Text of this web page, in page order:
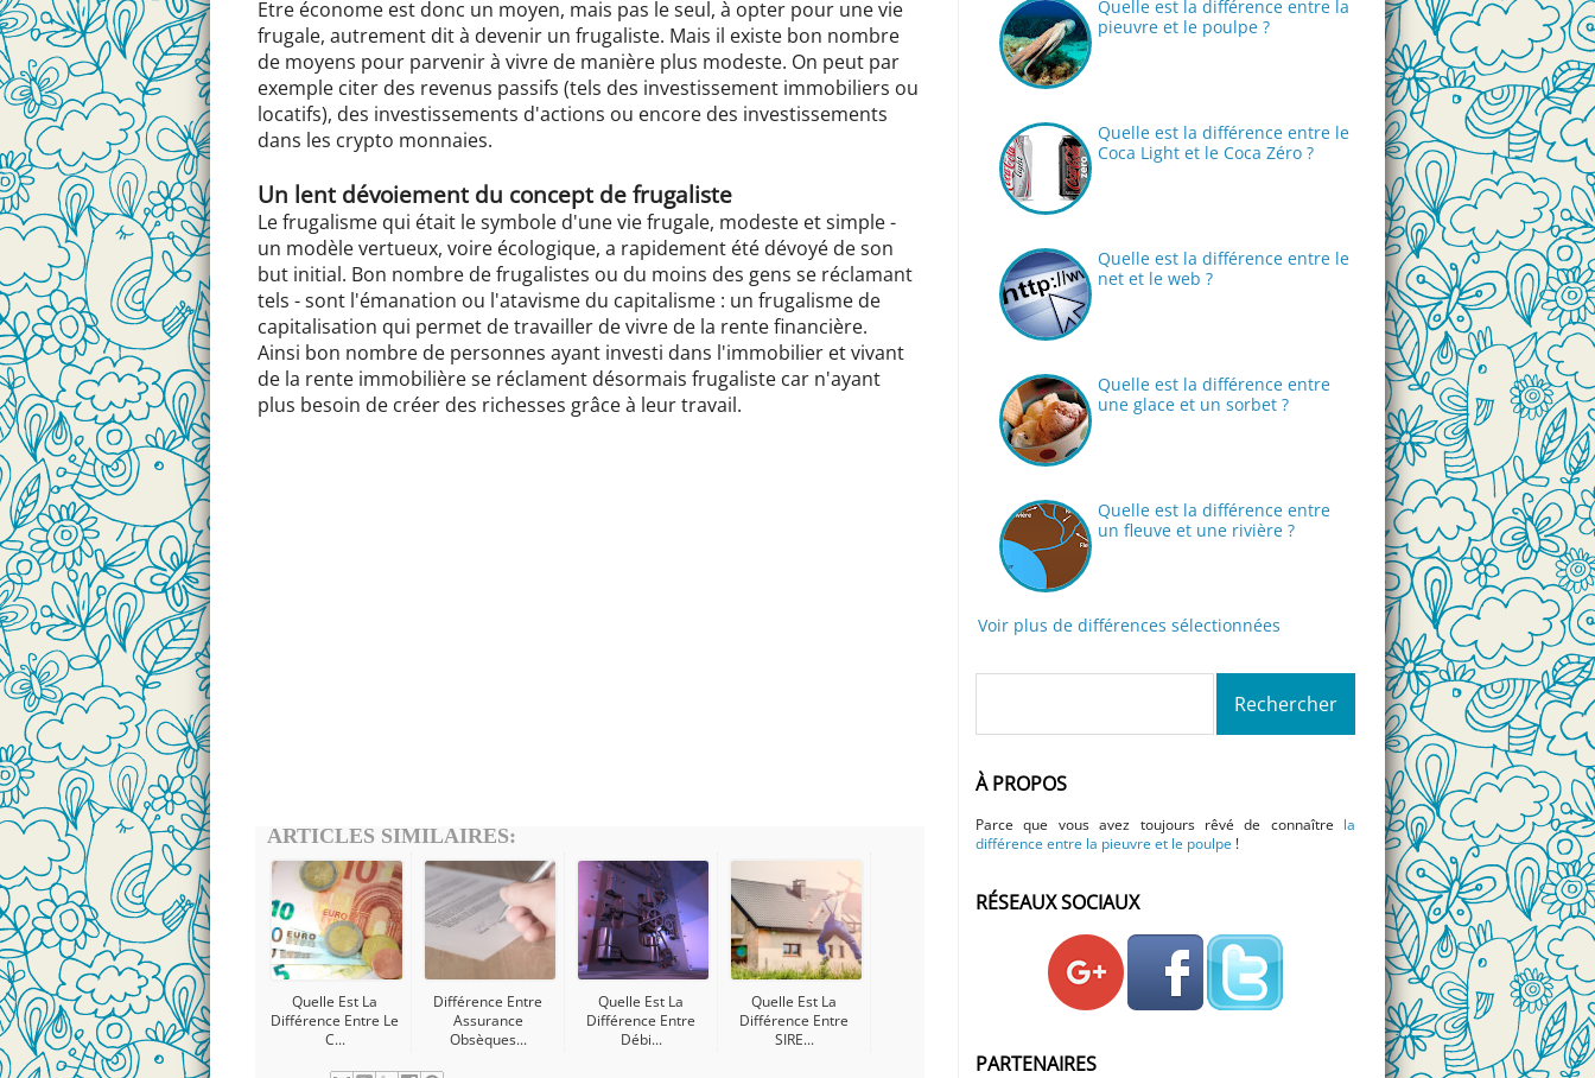
Etre économe est donc un moyen, mais pas le seul, à opter pour une vie
frugale, autrement dit à devenir un frugaliste. Mais il existe bon nombre
de moyens pour parvenir à vivre de manière plus modeste. On peut par
exemple citer des revenus passifs (tels des investissement immobiliers ou
locatifs), des investissements d'actions ou encore des investissements
dans les crypto monnaies.
Un lent dévoiement du concept de frugaliste
Le frugalisme qui était le symbole d'une vie frugale, modeste et simple -
un modèle vertueux, voire écologique, a rapidement été dévoyé de son
but initial. Bon nombre de frugalistes ou du moins des gens se réclamant
tels - sont l'émanation ou l'atavisme du capitalisme : un frugalisme de
capitalisation qui permet de travailler de vivre de la rente financière.
Ainsi bon nombre de personnes ayant investi dans l'immobilier et vivant
de la rente immobilière se réclament désormais frugaliste car n'ayant
plus besoin de créer des richesses grâce à leur travail.
ARTICLES SIMILAIRES:
Quelle Est La
Différence Entre Le
C...
Différence Entre
Assurance
Obsèques...
Quelle Est La
Différence Entre
Débi...
Quelle Est La
Différence Entre
SIRE...
Quelle est la différence entre la
pieuvre et le poulpe ?
Quelle est la différence entre le
Coca Light et le Coca Zéro ?
Quelle est la différence entre le
net et le web ?
Quelle est la différence entre
une glace et un sorbet ?
Quelle est la différence entre
un fleuve et une rivière ?
Voir plus de différences sélectionnées
À PROPOS
Parce que vous avez toujours rêvé de connaître la
différence entre la pieuvre et le poulpe !
RÉSEAUX SOCIAUX
PARTENAIRES